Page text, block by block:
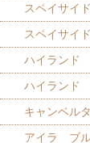
スペイサイ
スペイサイ
ハイランド
ハイランド
キャンベル
アイラ ブ